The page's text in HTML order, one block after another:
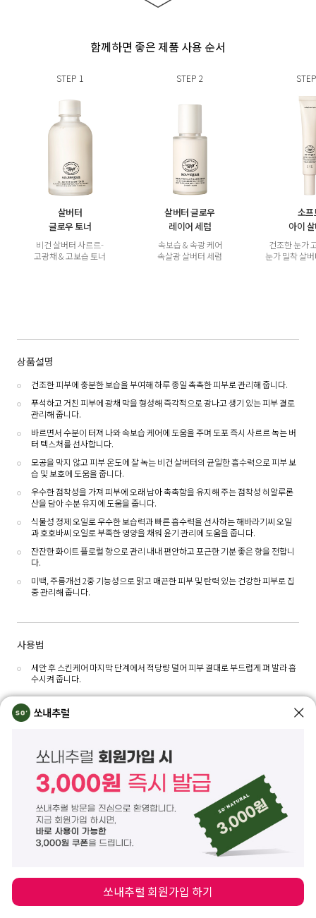
함께하면 좋은 제품 사용 순서
STEP 1
살버터
글로우 토너
비건 살버터 사르르-
고광채 & 고보습 토너
STEP 2
살버터 글로우
레이어 세럼
속보습 & 속광 케어
속살광 살버터 세럼
STEP
소프
아이
건조한 눈가
눈가 밀착 살
상품설명
건조한 피부에 충분한 보습을 부여해 하루 종일 촉촉한 피부로 관리해 줍니다.
푸석하고 거친 피부에 광채 막을 형성해 즉각적으로 광나고 생기 있는 피부 결로
관리해 줍니다.
바르면서 수분이 터져 나와 속보습 케어에 도움을 주며 도포 즉시 사르르 녹는 버
터 텍스처를 선사합니다.
모공을 막지 않고 피부 온도에 잘 녹는 비건 살버터의 균일한 흡수력으로 피부 보
습 및 보호에 도움을 줍니다.
우수한 점착성을 가져 피부에 오래 남아 촉촉함을 유지해 주는 점착성 히알루론
산을 담아 수분 유지에 도움을 줍니다.
식물성 정제 오일로 우수한 보습력과 빠른 흡수력을 선사하는 해바라기씨 오일
과 호호바씨 오일로 부족한 영양을 채워 윤기 관리에 도움을 줍니다.
잔잔한 화이트 플로럴 향으로 관리 내내 편안하고 포근한 기분 좋은 향을 전합니
다.
미백, 주름개선 2중 기능성으로 맑고 매끈한 피부 및 탄력 있는 건강한 피부로 집
중 관리해 줍니다.
사용법
세안 후 스킨케어 마지막 단계에서 적당량 덜어 피부 결대로 부드럽게 펴 발라 흡
수시켜 줍니다.
정제수, 카프릴릭/카프릭트라이글리세라이드, 글리세린, 부틸렌글라이콜, 다이아이
소스테아릴말레이트, C12-15알킬벤조에이트, 판테놀, 사라수씨버터(25,000ppm),
비스-다이글리세릴폴리아실아디페이트-2, C14-22알코올, 나이아신아마이드, 펜틸
렌글라이콜, 세테아릴알코올, 1,2-헥산다이올, 카나우바왁스, 황련추출물, 카카오추
출물, 해바라기씨오일, 호호바씨오일, 글리세릴스테아레이트, 폴리솔베이트60,
C12-20알킬글루코사이드, 하이드로제네이티드쌀겨오일, 아크릴레이트/C10-30알
킬아크릴레이트크로스폴리머, 트로메타민, 하이드로제네이티드레시틴, 세테아릴글
루코사이드, 하이드록시에틸아크릴레이트/소듐아크릴로일다이메틸타우레이트코
폴리머, 에틸헥실글리세린, 글리세릴아크릴레이트/아크릴릭애씨드코폴리머, 아데
노신, 다이라우릴티오다이프로피오네이트, 옥타데실다이-t-부틸-4-하이드록시하이
글리세릴-10스테아레이트, 덱스트린, 하이드록시프로필트라이모늄하이알루로네이
트, 토코페롤, C12-16알코올, 향료, 벤질벤조에이트, 벤질살리실레이트
쏘내추럴
쏘내추럴 회원가입 하기